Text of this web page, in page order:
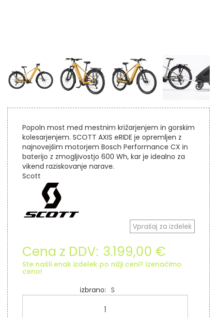
Popoln most med mestnim križarjenjem in gorskim
kolesarjenjem. SCOTT AXIS eRIDE je opremljen z
najnovejšim motorjem Bosch Performance CX in
baterijo z zmogljivostjo 600 Wh, kar je idealno za
vikend raziskovanje narave.
Scott
Vprašaj za izdelek
Cena z DDV: 3.199,00 €
Ste našli enak izdelek po nižji ceni? Izenačimo
ceno!
izbrano
S